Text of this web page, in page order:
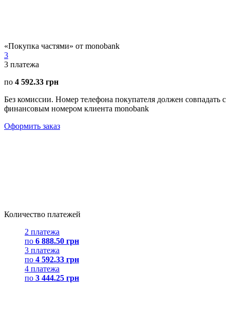
«Покупка частями» от monobank
3
3 платежа
по 4 592.33 грн
Без комиссии. Номер телефона покупателя должен совпадать с
финансовым номером клиента monobank
Оформить заказ
Количество платежей
2 платежа
по 6 888.50 грн
3 платежа
по 4 592.33 грн
4 платежа
по 3 444.25 грн